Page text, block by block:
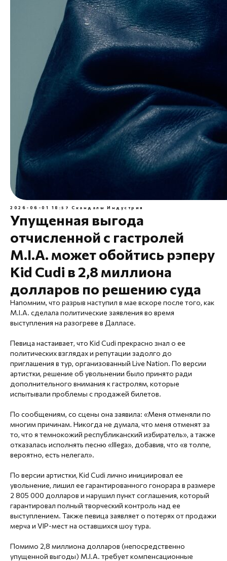
2026-06-01 18:57 Скандалы Индустрия
Упущенная выгода
отчисленной с гастролей
M.I.A. может обойтись рэперу
Kid Cudi в 2,8 миллиона
долларов по решению суда
Напомним, что разрыв наступил в мае вскоре после того, как
M.I.A. сделала политические заявления во время
выступления на разогреве в Далласе.
Певица настаивает, что Kid Cudi прекрасно знал о ее
политических взглядах и репутации задолго до
приглашения в тур, организованный Live Nation. По версии
артистки, решение об увольнении было принято ради
дополнительного внимания к гастролям, которые
испытывали проблемы с продажей билетов.
По сообщениям, со сцены она заявила: «Меня отменяли по
многим причинам. Никогда не думала, что меня отменят за
то, что я темнокожий республиканский избиратель», а также
отказалась исполнять песню «Illega», добавив, что «в толпе,
вероятно, есть нелегал».
По версии артистки, Kid Cudi лично инициировал ее
увольнение, лишил ее гарантированного гонорара в размере
2 805 000 долларов и нарушил пункт соглашения, который
гарантировал полный творческий контроль над ее
выступлением. Также певица заявляет о потерях от продажи
мерча и VIP-мест на оставшихся шоу тура.
Помимо 2,8 миллиона долларов (непосредственно
упущенной выгоды) M.I.A. требует компенсационные